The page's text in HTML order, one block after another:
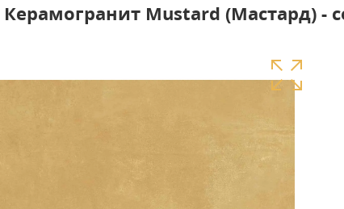
Керамогранит Mustard (Мастард) -